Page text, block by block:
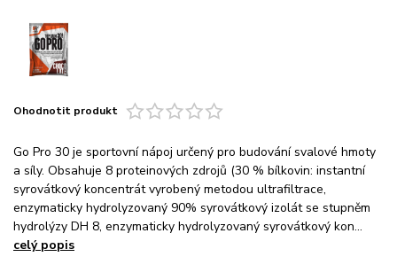
Ohodnotit produkt
Go Pro 30 je sportovní nápoj určený pro budování svalové hmoty
a síly. Obsahuje 8 proteinových zdrojů (30 % bílkovin: instantní
syrovátkový koncentrát vyrobený metodou ultrafiltrace,
enzymaticky hydrolyzovaný 90% syrovátkový izolát se stupněm
hydrolýzy DH 8, enzymaticky hydrolyzovaný syrovátkový kon...
celý popis